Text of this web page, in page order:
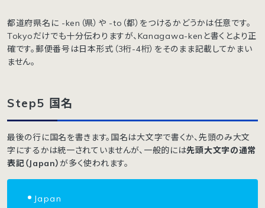
都道府県名に -ken（県）や -to（都）をつけるかどうかは任意です。
Tokyoだけでも十分伝わりますが、Kanagawa-kenと書くとより正
確です。郵便番号は日本形式（3桁-4桁）をそのまま記載してかまい
ません。
Step5 国名
最後の行に国名を書きます。国名は大文字で書くか、先頭のみ大文
字にするかは統一されていませんが、一般的には先頭大文字の通常
表記（Japan）が多く使われます。
Japan